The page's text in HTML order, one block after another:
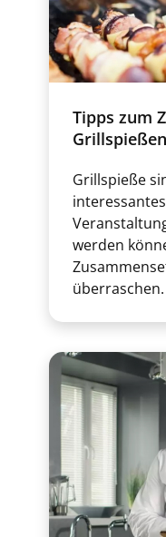
Tipps zum
Grillspießen
Grillspieße
werden